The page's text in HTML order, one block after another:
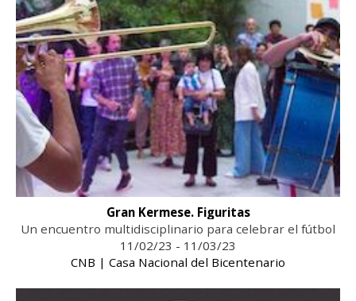
Gran Kermese. Figuritas
Un encuentro multidisciplinario para celebrar el fútbol
11/02/23 - 11/03/23
CNB | Casa Nacional del Bicentenario